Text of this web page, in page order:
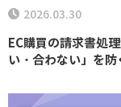
EC購買の請求書処
い・合わない」を
2026.03.30